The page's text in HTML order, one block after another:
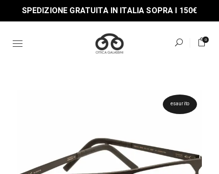
the
SPEDIZIONE GRATUITA IN ITALIA SOPRA I 150€
0
esaurito